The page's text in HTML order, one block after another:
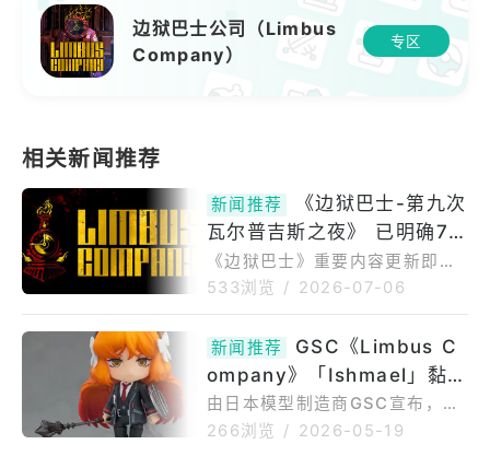
边狱巴士公司（Limbus
Company）
专区
新闻推荐
《边狱巴士-第九次
瓦尔普吉斯之夜》 已明确7月
9日进行更新
《边狱巴士》重要内容更新即将
上线，本次更新主题为「第九次
次瓦尔普吉斯之夜已明确将于7月
9日进行更新，活动内容将围绕
《废墟图书馆》相关设定展开，
并带来限定人格、E.G.O、活动
关卡与奖励内容。对于正在等待
533浏览 / 2026-07-06
新闻推荐
GSC《Limbus C
ompany》「Ishmael」黏土
人模型预定 2026年10月贩
售
由日本模型制造商GSC宣布，出
自《LimbusCompany》「Ish
266浏览 / 2026-05-19